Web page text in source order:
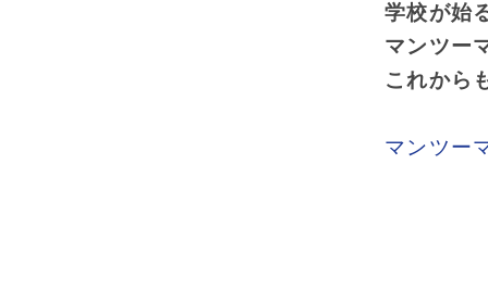
学校が始
マンツー
これから
マンツー